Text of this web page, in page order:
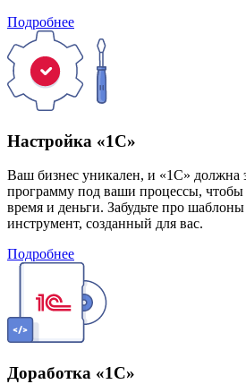
Подробнее
Настройка «1С»
Ваш бизнес уникален, и «1С» должна
программу под ваши процессы,
время и деньги. Забудьте про
инструмент, созданный для вас.
Подробнее
Доработка «1С»